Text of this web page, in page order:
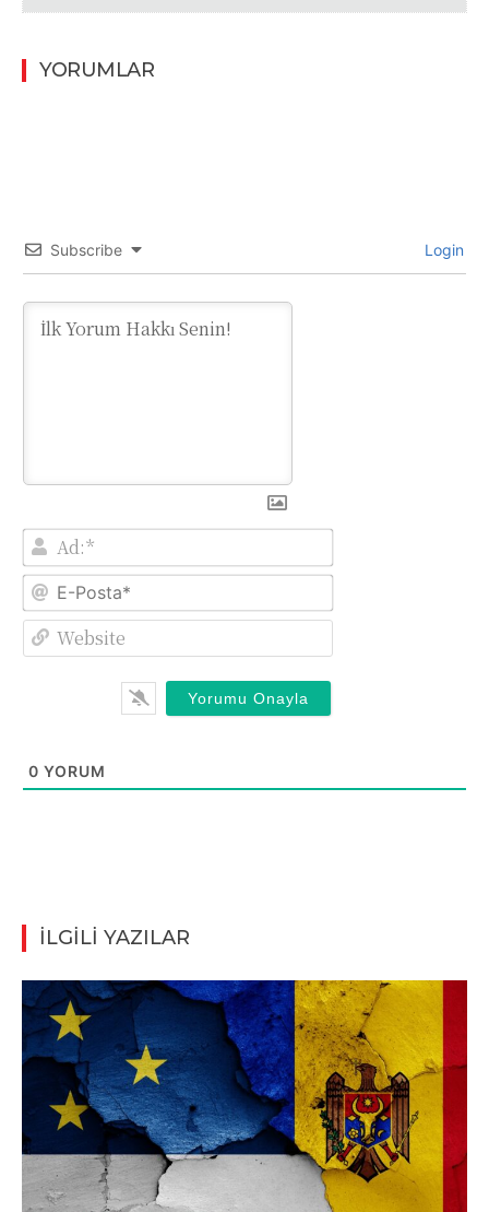
YORUMLAR
Subscribe Login
Ad:*
E-
0 YORUM
İLGİLİ YAZILAR